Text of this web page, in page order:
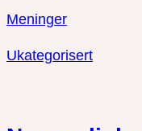
Meninger
Ukategorisert